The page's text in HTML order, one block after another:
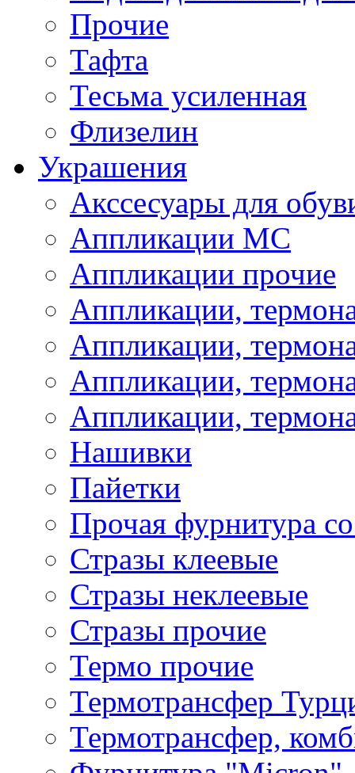
Прочие
Тафта
Тесьма усиленная
Флизелин
Украшения
Акссесуары для
Аппликации МС
Аппликации прочие
Аппликации,
Аппликации,
Аппликации,
Аппликации,
Нашивки
Пайетки
Прочая фурнитура
Стразы клеевые
Стразы неклеевые
Стразы прочие
Термо прочие
Термотрансфер
Термотрансфер,